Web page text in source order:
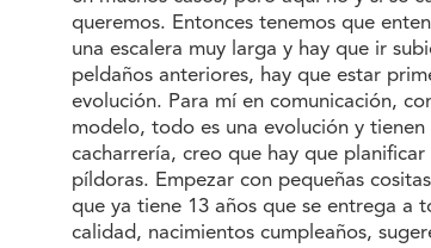
queremos. Entonces tenemos que
una escalera muy larga y hay que ir
peldaños anteriores, hay que estar
evolución. Para mí en comunicación,
modelo, todo es una evolución y
cacharrería, creo que hay que
píldoras. Empezar con pequeñas
que ya tiene 13 años que se entrega a
calidad, nacimientos cumpleaños,